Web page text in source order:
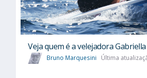
Veja quem é a velejadora
Bruno Marquesini Última